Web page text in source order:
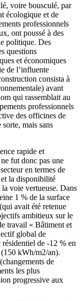
voire bousculé, par
écologique et de
professionnels
ont poussé à des
politique. Des
questions
et économiques
de l’influente
consista à
avant
qui rassemblait au
professionnels
des officines de
mais sans
rapide et
fut donc pas une
en termes de
et la disponibilité
voie vertueuse. Dans
1 % de la surface
avait été retenue
ambitieux sur le
travail « Bâtiment et
global de
de -12 % en
kWh/m2/an).
de
les plus
progressive aux